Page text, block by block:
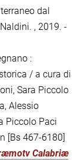
dal
, 2019. -
:
/ a cura di
Sara Piccolo
Alessio
Piccolo Paci
[Bs 467-6180]
Calabriæ